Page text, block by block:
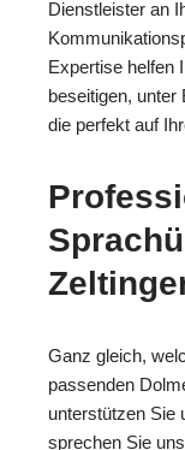
Dienstleister an
Expertise helfen
beseitigen, unter
die perfekt auf
Ganz gleich,
passenden
unterstützen Sie
sprechen Sie